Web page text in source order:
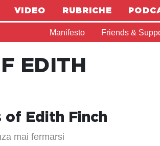
VIDEO RUBRICHE
Manifesto Friends &
EDITH
of Edith Finch
mai fermarsi